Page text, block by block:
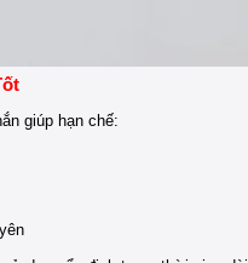
giúp hạn chế: